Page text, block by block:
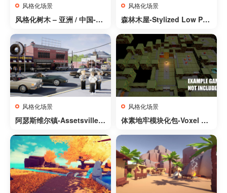
风格化场景
风格化树木 – 亚洲 / 中国-St
风格化场景
森林木屋-Stylized Low Pol
风格化场景
阿瑟斯维尔镇-Assetsville T
风格化场景
体素地牢模块化包-Voxel Du
10 Styles and many small
props